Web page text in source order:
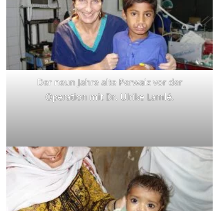
Der neun Jahre alte Perwaiz vor der
Operation mit Dr. Ulrike Lamlé.